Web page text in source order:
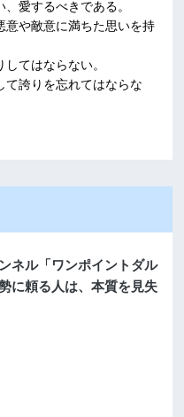
愛するべきである。
や敵意に満ちた思いを持
てはならない。
誇りを忘れてはならな
ネル「ワンポイントダル
に頼る人は、本質を見失